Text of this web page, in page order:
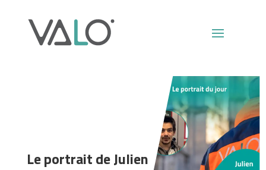
Le portrait de Julien